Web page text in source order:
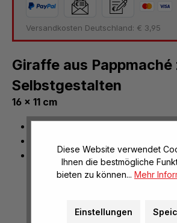
Versandkosten Deutschland: € 3,95
Giraffe aus Pappmaché
Selbstgestalten
16 x 11 cm
zum Bemalen oder Bekleben
Diese Website verwendet
Ihnen die bestmögliche
bieten zu können... Mehr
Einstellungen